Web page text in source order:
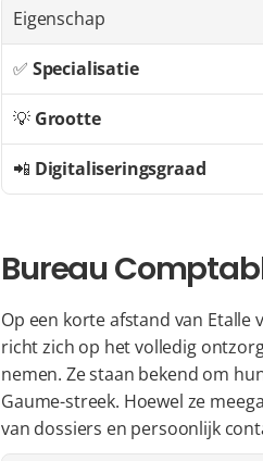
Eigenschap
✅ Specialisatie
💡 Grootte
📲 Digitaliseringsgraad
Bureau
Op een korte afstand van Etalle
richt zich op het volledig
nemen. Ze staan bekend om
Gaume-streek. Hoewel ze
van dossiers en persoonlijk